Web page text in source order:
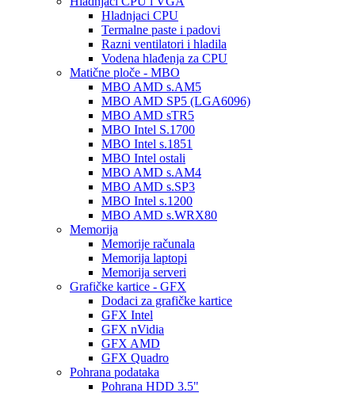
Hladnjaci CPU
Termalne paste i padovi
Razni ventilatori i hladila
Vodena hlađenja za CPU
Matične ploče - MBO
MBO AMD s.AM5
MBO AMD SP5 (LGA6096)
MBO AMD sTR5
MBO Intel S.1700
MBO Intel s.1851
MBO Intel ostali
MBO AMD s.AM4
MBO AMD s.SP3
MBO Intel s.1200
MBO AMD s.WRX80
Memorija
Memorije računala
Memorija laptopi
Memorija serveri
Grafičke kartice - GFX
Dodaci za grafičke kartice
GFX Intel
GFX nVidia
GFX AMD
GFX Quadro
Pohrana podataka
Pohrana HDD 3.5"